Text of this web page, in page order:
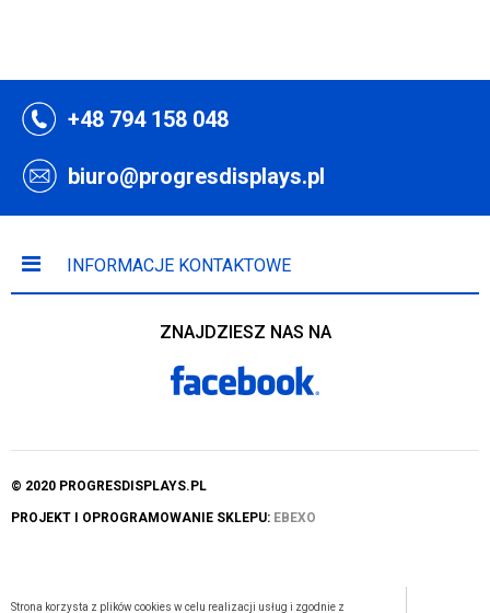
+48 794 158 048
biuro@progresdisplays.pl
INFORMACJE KONTAKTOWE
ZNAJDZIESZ NAS NA
© 2020 PROGRESDISPLAYS.PL
PROJEKT I OPROGRAMOWANIE SKLEPU: EBEXO
Strona korzysta z plików cookies w celu realizacji usług i zgodnie z